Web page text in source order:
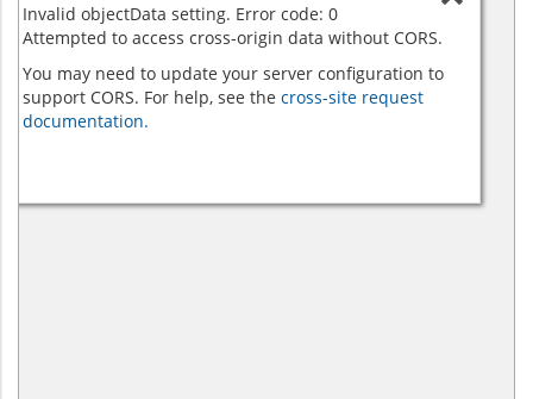
Invalid objectData setting. Error code: 0
Attempted to access cross-origin data without CORS.
You may need to update your server configuration to
support CORS. For help, see the cross-site request
documentation.